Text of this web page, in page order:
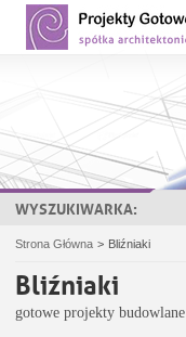
WYSZUKIWARKA:
Strona Główna > Bliźniaki
Bliźniaki
gotowe projekty budowlane